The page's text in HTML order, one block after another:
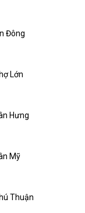
Đông
Lớn
Hưng
Mỹ
Thuận